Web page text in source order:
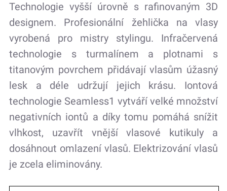
Technologie vyšší úrovně s rafinovaným 3D
designem. Profesionální žehlička na vlasy
vyrobená pro mistry stylingu. Infračervená
technologie s turmalínem a plotnami s
titanovým povrchem přidávají vlasům úžasný
lesk a déle udržují jejich krásu. Iontová
technologie Seamless1 vytváří velké množství
negativních iontů a díky tomu pomáhá snížit
vlhkost, uzavřít vnější vlasové kutikuly a
dosáhnout omlazení vlasů. Elektrizování vlasů
je zcela eliminovány.